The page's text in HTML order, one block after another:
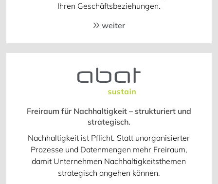
Ihren Geschäftsbeziehungen.
weiter
Freiraum für Nachhaltigkeit – strukturiert und
strategisch.
Nachhaltigkeit ist Pflicht. Statt unorganisierter
Prozesse und Datenmengen mehr Freiraum,
damit Unternehmen Nachhaltigkeitsthemen
strategisch angehen können.